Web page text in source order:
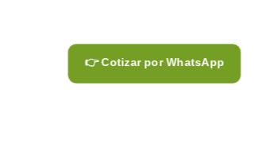
👉 Cotizar por WhatsApp